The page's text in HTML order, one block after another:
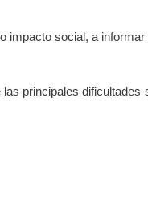
impacto social, a
principales dificultades